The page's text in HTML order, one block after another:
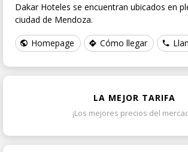
Dakar Hoteles se encuentran ubicados en
ciudad de Mendoza.
Homepage Cómo llegar
LA MEJOR TARIFA
¡Los mejores precios del